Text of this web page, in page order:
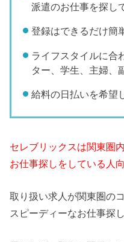
派遣のお仕事を探し
登録はできるだけ簡
ライフスタイルに合
ター、学生、主婦、
給料の日払いを希望
セレブリックスは関東圏
お仕事探しをしている人
取り扱い求人が関東圏の
スピーディーなお仕事探